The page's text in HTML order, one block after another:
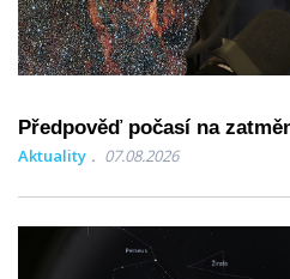
Předpověď počasí na
Aktuality 07.08.2026